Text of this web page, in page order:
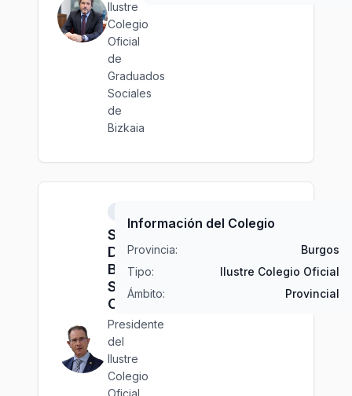
Ilustre
Colegio
Oficial
de
Graduados
Sociales
de
Bizkaia
Sr.
D.
Benito
SAIZ
COLINA
Presidente
del
Ilustre
Colegio
Oficial
Información del Colegio
Provincia:
Burgos
Tipo:
Ilustre Colegio Oficial
Ámbito:
Provincial